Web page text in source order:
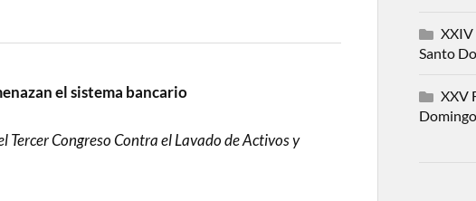
el sistema bancario
Congreso Contra el Lavado de Activos y
XXIV
Santo
XXV